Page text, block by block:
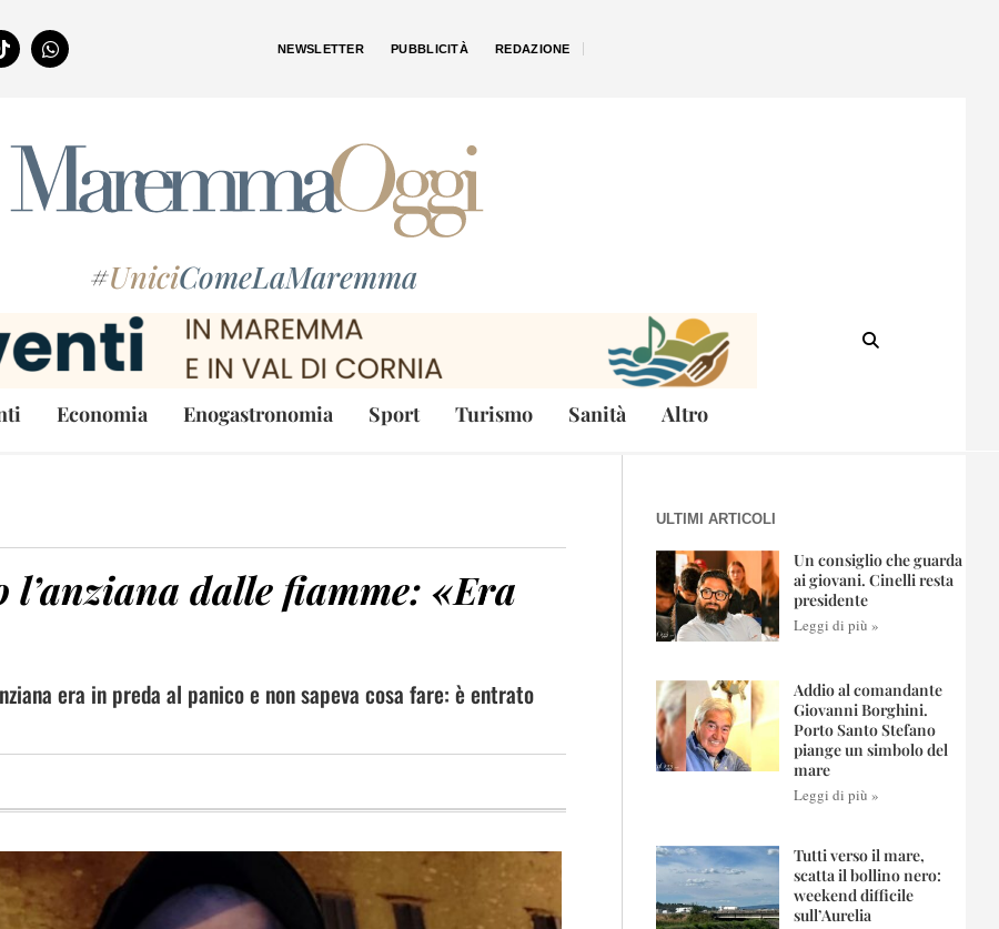
NEWSLETTER PUBBLICITÀ REDAZIONE
#UniciComeLaMaremma
Economia Enogastronomia Sport Turismo Sanità Altro
l’anziana dalle fiamme: «Era
era in preda al panico e non sapeva cosa fare: è entrato
ULTIMI ARTICOLI
Un consiglio che guarda
ai giovani. Cinelli resta
presidente
Leggi di più »
Addio al comandante
Giovanni Borghini.
Porto Santo Stefano
piange un simbolo del
mare
Leggi di più »
Tutti verso il mare,
scatta il bollino nero:
weekend difficile
sull’Aurelia